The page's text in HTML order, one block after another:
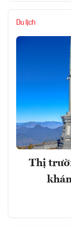
Du lịch
Thị